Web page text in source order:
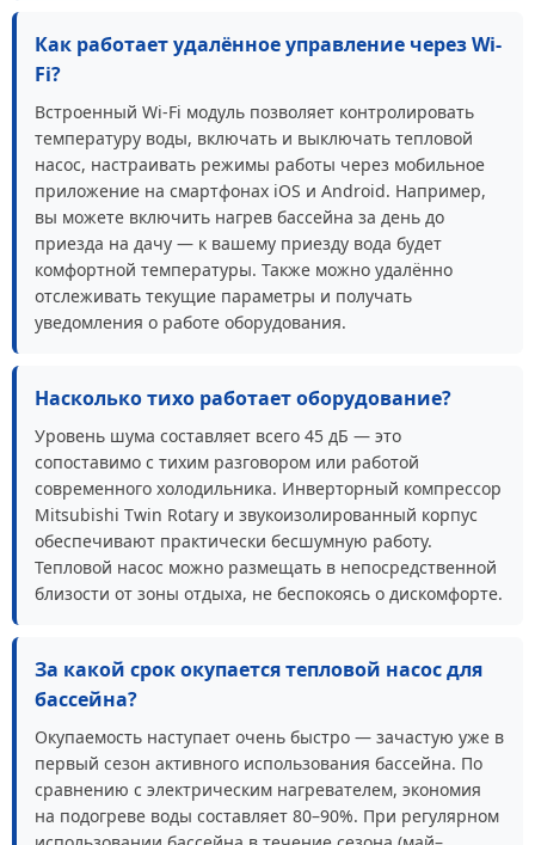
Как работает удалённое управление через Wi-
Fi?
Встроенный Wi-Fi модуль позволяет контролировать
температуру воды, включать и выключать тепловой
насос, настраивать режимы работы через мобильное
приложение на смартфонах iOS и Android. Например,
вы можете включить нагрев бассейна за день до
приезда на дачу — к вашему приезду вода будет
комфортной температуры. Также можно удалённо
отслеживать текущие параметры и получать
уведомления о работе оборудования.
Насколько тихо работает оборудование?
Уровень шума составляет всего 45 дБ — это
сопоставимо с тихим разговором или работой
современного холодильника. Инверторный компрессор
Mitsubishi Twin Rotary и звукоизолированный корпус
обеспечивают практически бесшумную работу.
Тепловой насос можно размещать в непосредственной
близости от зоны отдыха, не беспокоясь о дискомфорте.
За какой срок окупается тепловой насос для
бассейна?
Окупаемость наступает очень быстро — зачастую уже в
первый сезон активного использования бассейна. По
сравнению с электрическим нагревателем, экономия
на подогреве воды составляет 80–90%. При регулярном